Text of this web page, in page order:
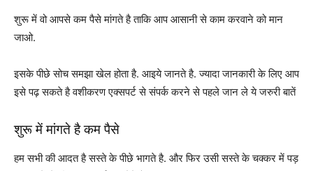
शुरू में वो आपसे कम पैसे मांगते है ताकि आप आसानी से काम करवाने को मान
जाओ.
इसके पीछे सोच समझा खेल होता है. आइये जानते है. ज्यादा जानकारी के लिए आप
इसे पढ़ सकते है वशीकरण एक्सपर्ट से संपर्क करने से पहले जान ले ये जरुरी बातें
शुरू में मांगते है कम पैसे
हम सभी की आदत है सस्ते के पीछे भागते है. और फिर उसी सस्ते के चक्कर में पड़